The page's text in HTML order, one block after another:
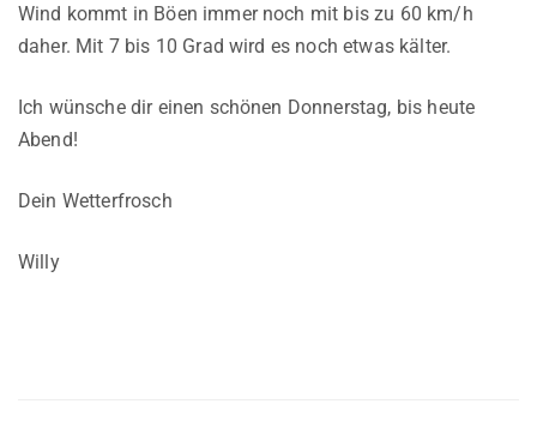
Wind kommt in Böen immer noch mit bis zu 60 km/h
daher. Mit 7 bis 10 Grad wird es noch etwas kälter.
Ich wünsche dir einen schönen Donnerstag, bis heute
Abend!
Dein Wetterfrosch
Willy